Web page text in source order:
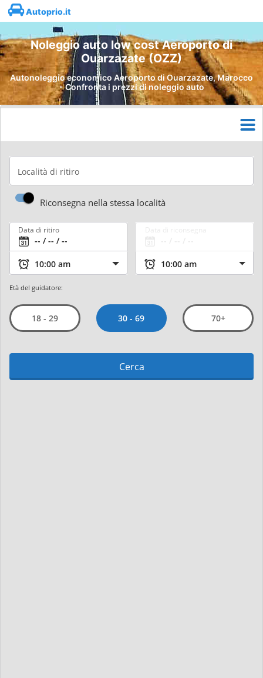
Autoprio.it
Noleggio auto low cost Aeroporto di
Ouarzazate (OZZ)
Autonoleggio economico Aeroporto di Ouarzazate, Marocco
- Confronta i prezzi di noleggio auto
Località di ritiro
Riconsegna nella stessa località
Data di ritiro
Età del guidatore:
18 - 29 30 - 69 70+
Cerca